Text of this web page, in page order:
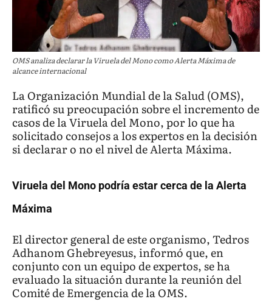
OMS analiza declarar la Viruela del Mono como Alerta Máxima de
alcance internacional
La Organización Mundial de la Salud (OMS),
ratificó su preocupación sobre el incremento de
casos de la Viruela del Mono, por lo que ha
solicitado consejos a los expertos en la decisión
si declarar o no el nivel de Alerta Máxima.
Viruela del Mono podría estar cerca de la Alerta
Máxima
El director general de este organismo, Tedros
Adhanom Ghebreyesus, informó que, en
conjunto con un equipo de expertos, se ha
evaluado la situación durante la reunión del
Comité de Emergencia de la OMS.